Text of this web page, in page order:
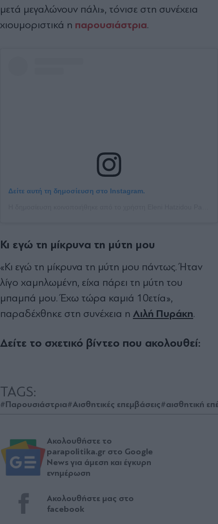
μετά μεγαλώνουν πάλι», τόνισε στη συνέχεια
χιουμοριστικά η παρουσιάστρια.
Δείτε αυτή τη δημοσίευση στο Instagram.
Κι εγώ τη μίκρυνα τη μύτη μου
«Κι εγώ τη μίκρυνα τη μύτη μου πάντως. Ήταν
λίγο χαμηλωμένη, είχα πάρει τη μύτη του
μπαμπά μου. Έχω τώρα καμιά 10ετία»,
παραδέχθηκε στη συνέχεια η Λιλή Πυράκη.
Δείτε το σχετικό βίντεο που ακολουθεί:
TAGS:
#Παρουσιάστρια#Αισθητικές επεμβάσεις#αισθητική
Ακολουθήστε το
parapolitika.gr στο Google
News για άμεση και έγκυρη
ενημέρωση
Ακολουθήστε μας στο
facebook